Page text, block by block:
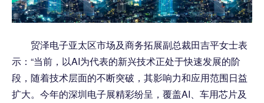
贸泽电子亚太区市场及商务拓展副总裁田吉平女士表
示：“当前，以AI为代表的新兴技术正处于快速发展的阶
段，随着技术层面的不断突破，其影响力和应用范围日益
扩大。今年的深圳电子展精彩纷呈，覆盖AI、车用芯片及